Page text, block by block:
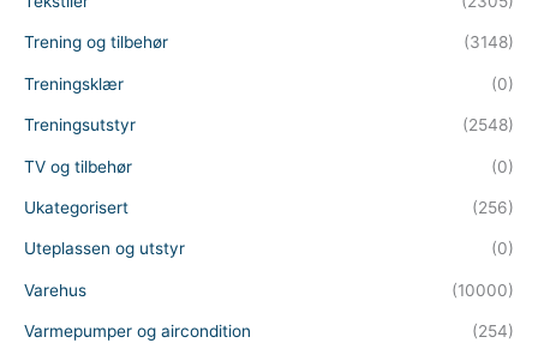
Trening og tilbehør (3148)
Treningsklær (0)
Treningsutstyr (2548)
TV og tilbehør (0)
Ukategorisert (256)
Uteplassen og utstyr (0)
Varehus (10000)
Varmepumper og aircondition (254)